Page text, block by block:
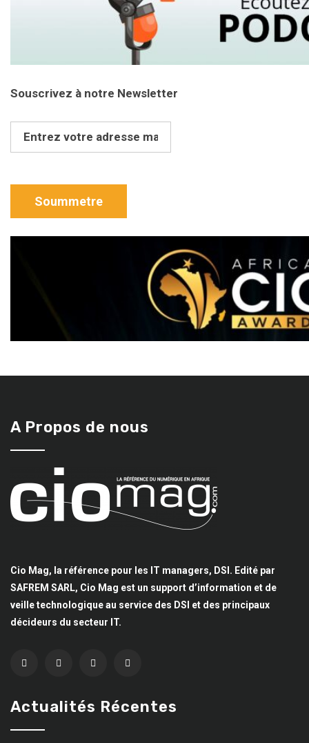
Souscrivez à notre Newsletter
A Propos de nous
Cio Mag, la référence pour les IT managers, DSI. Edité par
SAFREM SARL, Cio Mag est un support d’information et de
veille technologique au service des DSI et des principaux
décideurs du secteur IT.
Actualités Récentes